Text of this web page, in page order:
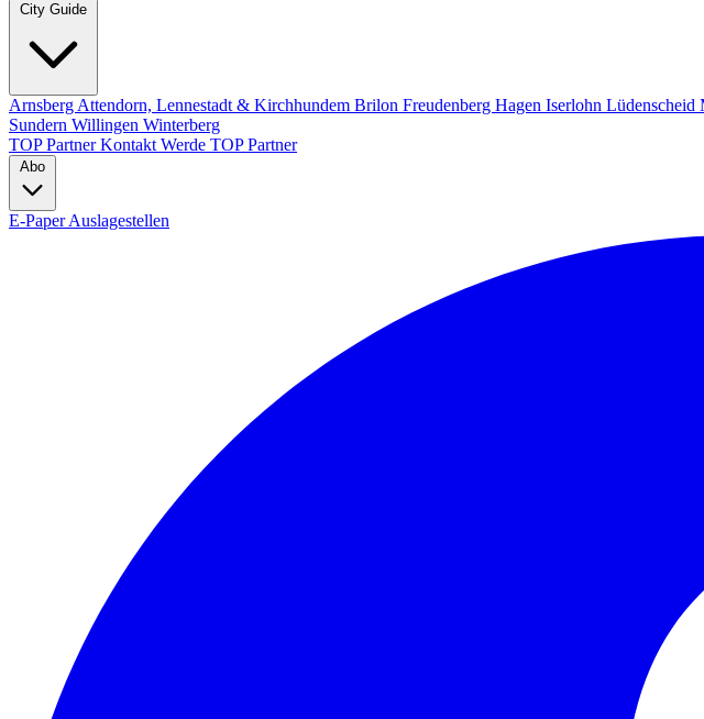
City Guide
Arnsberg Attendorn, Lennestadt & Kirchhundem Brilon Freudenberg Hagen Iserlohn Lüdenscheid
Sundern Willingen Winterberg
TOP PartnerKontakt Werde TOP Partner
Abo
E-PaperAuslagestellen